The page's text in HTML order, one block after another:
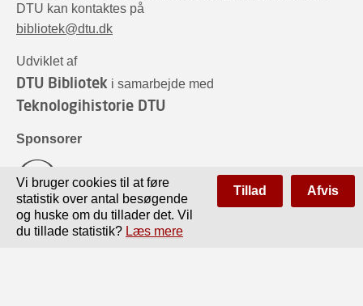
DTU kan kontaktes på
bibliotek@dtu.dk
Udviklet af
DTU Bibliotek i samarbejde med
Teknologihistorie DTU
Sponsorer
Vi bruger cookies til at føre
statistik over antal besøgende
og huske om du tillader det. Vil
du tillade statistik? Læs mere
Tillad Afvis